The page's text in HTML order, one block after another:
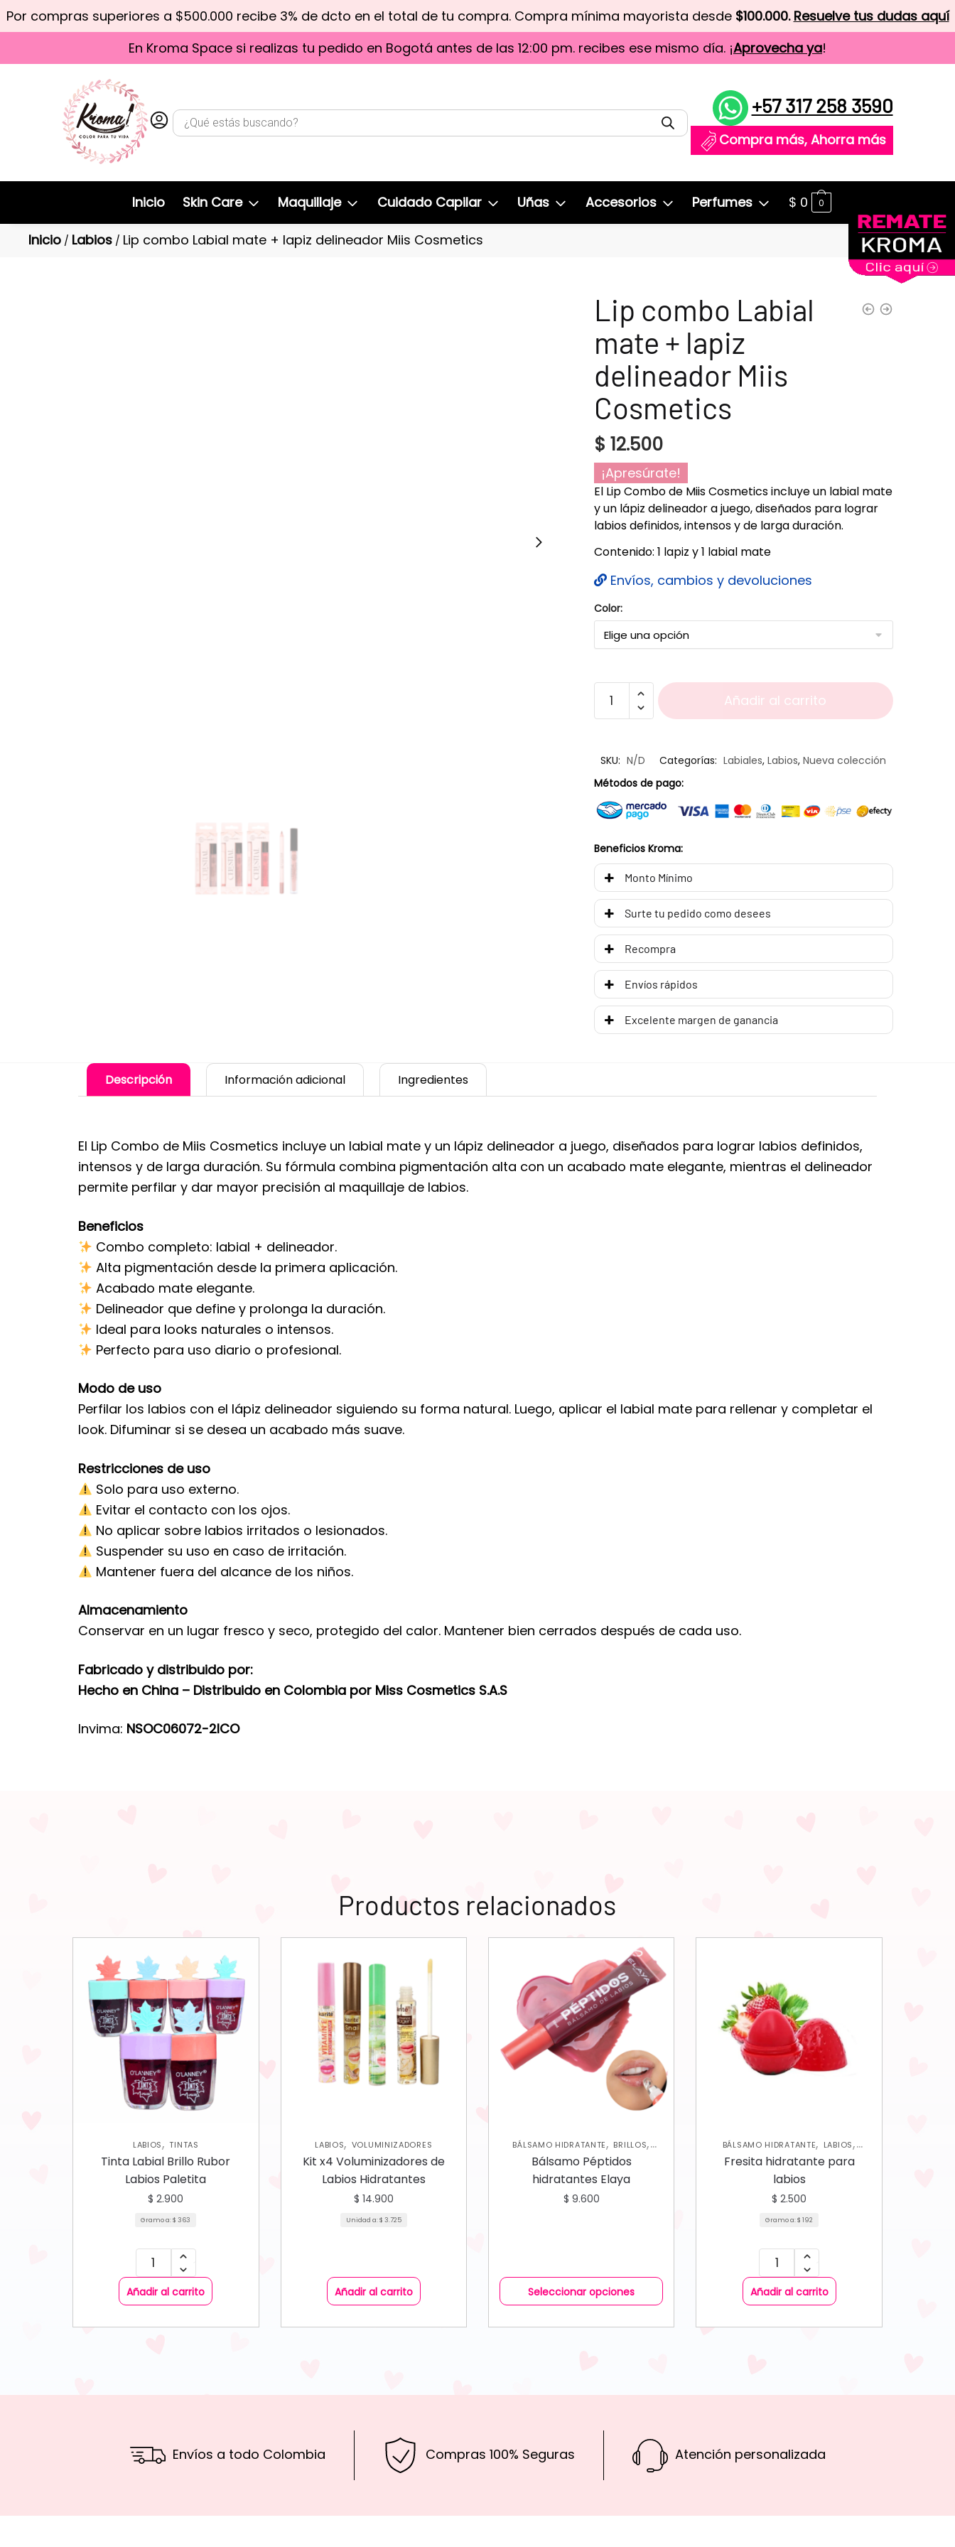
Por compras superiores a $500.000 recibe 3% de dcto en el total de tu compra. Compra mínima mayorista desde $100.000. Resuelve tus dudas aquí
En Kroma Space si realizas tu pedido en Bogotá antes de las 12:00 pm. recibes ese mismo día. ¡Aprovecha ya!
+57 317 258 3590
Compra más, Ahorra más
Inicio Skin Care Maquillaje Cuidado Capilar Uñas Accesorios Perfumes $ 0 0
Inicio / Labios / Lip combo Labial mate + lapiz delineador Miis Cosmetics
Lip combo Labial
mate + lapiz
delineador Miis
Cosmetics
$ 12.500
¡Apresúrate!
El Lip Combo de Miis Cosmetics incluye un labial mate
y un lápiz delineador a juego, diseñados para lograr
labios definidos, intensos y de larga duración.
Contenido: 1 lapiz y 1 labial mate
Envíos, cambios y devoluciones
Color:
Añadir al carrito
SKU: N/D Categorías: Labiales,Labios,Nueva colección
Métodos de pago:
Beneficios Kroma:
Monto Mínimo
Surte tu pedido como desees
Recompra
Envíos rápidos
Excelente margen de ganancia
Descripción Información adicional Ingredientes
El Lip Combo de Miis Cosmetics incluye un labial mate y un lápiz delineador a juego, diseñados para lograr labios definidos,
intensos y de larga duración. Su fórmula combina pigmentación alta con un acabado mate elegante, mientras el delineador
permite perfilar y dar mayor precisión al maquillaje de labios.
Beneficios
Combo completo: labial + delineador.
Alta pigmentación desde la primera aplicación.
Acabado mate elegante.
Delineador que define y prolonga la duración.
Ideal para looks naturales o intensos.
Perfecto para uso diario o profesional.
Modo de uso
Perfilar los labios con el lápiz delineador siguiendo su forma natural. Luego, aplicar el labial mate para rellenar y completar el
look. Difuminar si se desea un acabado más suave.
Restricciones de uso
Solo para uso externo.
Evitar el contacto con los ojos.
No aplicar sobre labios irritados o lesionados.
Suspender su uso en caso de irritación.
Mantener fuera del alcance de los niños.
Almacenamiento
Conservar en un lugar fresco y seco, protegido del calor. Mantener bien cerrados después de cada uso.
Fabricado y distribuido por:
Hecho en China – Distribuido en Colombia por Miss Cosmetics S.A.S
Invima: NSOC06072-2ICO
Productos relacionados
LABIOS,TINTAS
Tinta Labial Brillo Rubor
Labios Paletita
$ 2.900
Gramo a:$ 363
Añadir al carrito
LABIOS, VOLUMINIZADORES
Kit x4 Voluminizadores de
Labios Hidratantes
$ 14.900
Unidad a:$ 3.725
Añadir al carrito
BÁLSAMO HIDRATANTE, BRILLOS,
LABIOS,NUEVA COLECCIÓN
Bálsamo Péptidos
hidratantes Elaya
$ 9.600
Seleccionar opciones
BÁLSAMO HIDRATANTE, LABIOS,
MAKEUP PARA NIÑAS
Fresita hidratante para
labios
$ 2.500
Gramo a:$ 192
Añadir al carrito
Envíos a todo Colombia Compras 100% Seguras Atención personalizada